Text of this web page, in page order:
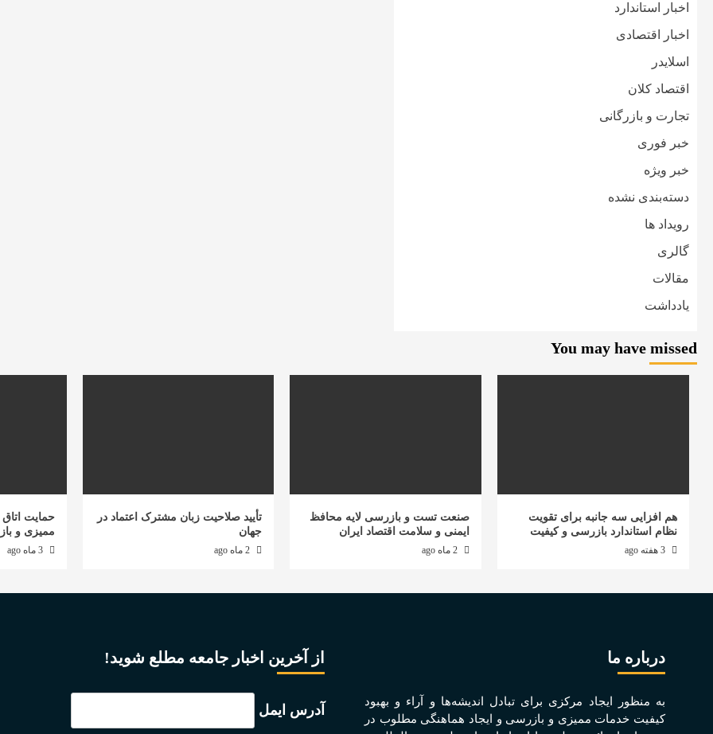
اخبار استاندارد
اخبار اقتصادی
اسلایدر
اقتصاد کلان
تجارت و بازرگانی
خبر فوری
خبر ویژه
دسته‌بندی نشده
رویداد ها
گالری
مقالات
یادداشت
You may have missed
هم افزایی سه جانبه برای تقویت
نظام استاندارد بازرسی و کیفیت
صنعت تست و بازرسی لایه محافظ
ایمنی و سلامت اقتصاد ایران
تأیید صلاحیت زبان مشترک اعتماد در
جهان
حمایت اتاق
ممیزی و
3 ماه ago
درباره ما
به منظور ايجاد مرکزی برای تبادل انديشه‌ها و آراء و بهبود
کيفيت خدمات مميزی و بازرسی و ايجاد هماهنگی مطلوب در
از آخرین اخبار جامعه مطلع شوید!
آدرس ایمل